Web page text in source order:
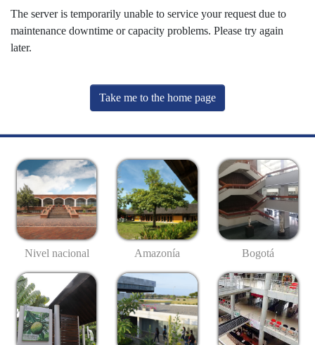
The server is temporarily unable to service your request due to
maintenance downtime or capacity problems. Please try again
later.
Take me to the home page
Nivel nacional Amazonía Bogotá